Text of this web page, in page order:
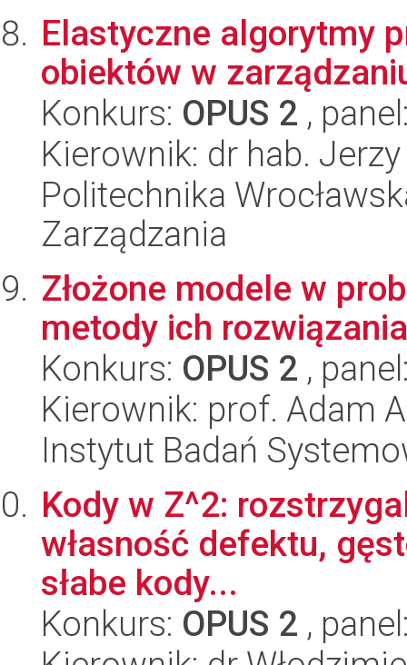
Elastyczne algorytmy
obiektów w
Konkurs: OPUS 2 ,
Kierownik: dr hab.
Politechnika
Zarządzania
Złożone modele w
metody ich rozwiązania
Konkurs: OPUS 2 ,
Kierownik: prof. Adam
Instytut Badań
Kody w Z^2:
własność defektu,
słabe kody...
Konkurs: OPUS 2 ,